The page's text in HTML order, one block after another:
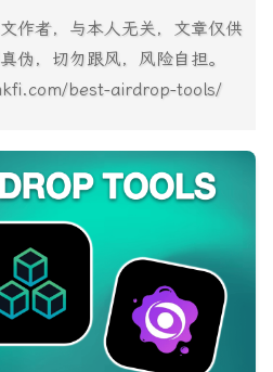
作者，与本人无关，文章仅供
伪，切勿跟风，风险自担。
best-airdrop-tools/